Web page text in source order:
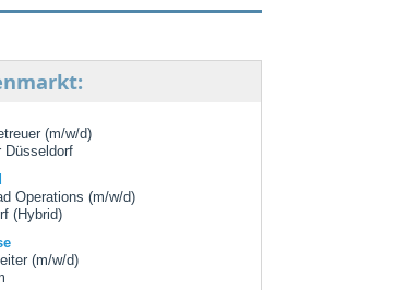
(m/w/d)
Düsseldorf
Operations (m/w/d)
(Hybrid)
(m/w/d)